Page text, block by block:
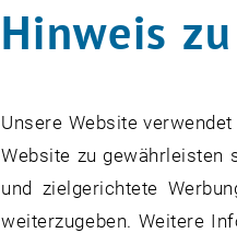
Hinweis
Unsere Website
Website zu gewährleisten
und zielgerichtete
weiterzugeben. Weitere